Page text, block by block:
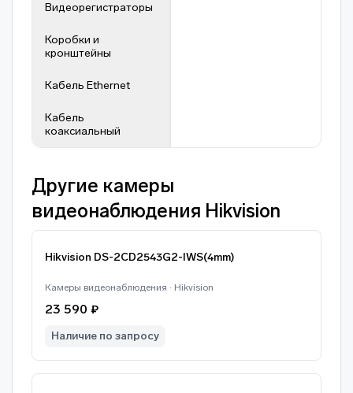
Видеорегистраторы
Коробки и
кронштейны
Кабель Ethernet
Кабель
коаксиальный
Другие камеры
видеонаблюдения Hikvision
Hikvision DS-2CD2543G2-IWS(4mm)
Камеры видеонаблюдения · Hikvision
23 590 ₽
Наличие по запросу